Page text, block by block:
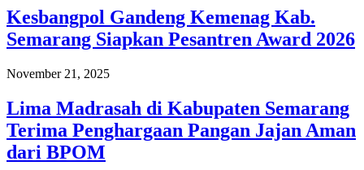
Kesbangpol Gandeng Kemenag Kab.
Semarang Siapkan Pesantren Award 2026
November 21, 2025
Lima Madrasah di Kabupaten Semarang
Terima Penghargaan Pangan Jajan Aman
dari BPOM